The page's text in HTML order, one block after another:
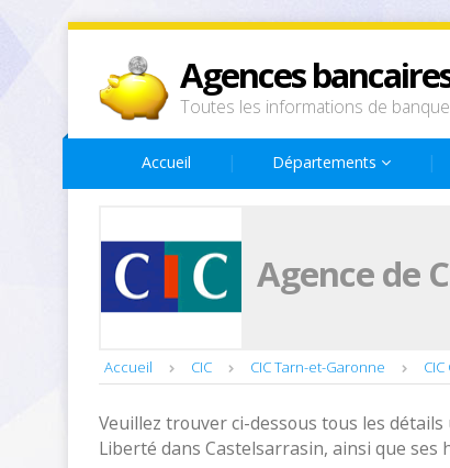
Agences
Toutes les informations de
Accueil Départements
Agence de
Accueil CIC CIC Tarn-et-Garonne
Veuillez trouver ci-dessous tous les
Liberté dans Castelsarrasin, ainsi que